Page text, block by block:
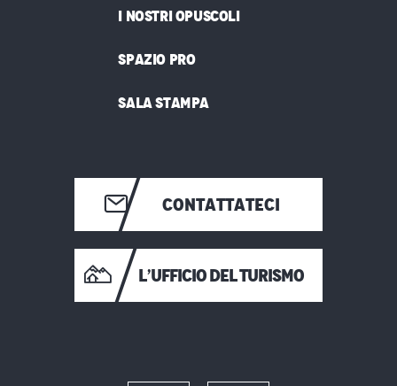
I NOSTRI OPUSCOLI
SPAZIO PRO
SALA STAMPA
CONTATTATECI
L’UFFICIO DEL TURISMO